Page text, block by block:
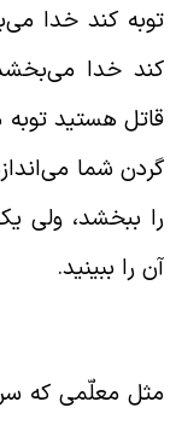
کند خدا
خدا
هستید توبه
شما
ببخشد، ولی یک
را ببینید.
معلّمی که سر